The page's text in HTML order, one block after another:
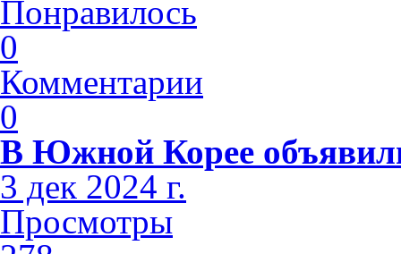
Понравилось
0
Комментарии
0
В Южной Корее
3 дек 2024 г.
Просмотры